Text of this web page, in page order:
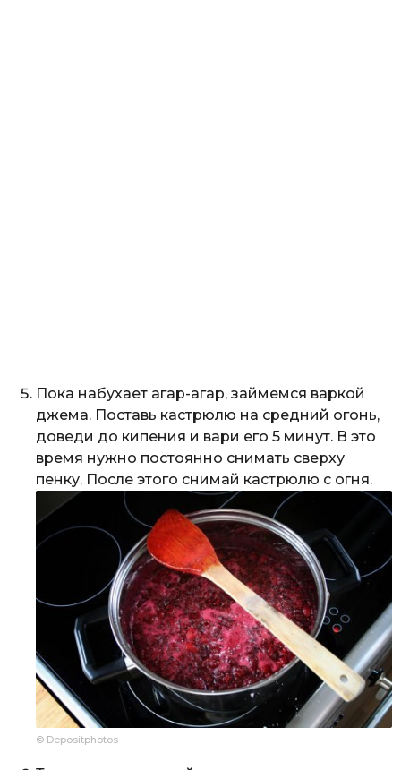
Пока набухает агар-агар, займемся варкой
джема. Поставь кастрюлю на средний огонь,
доведи до кипения и вари его 5 минут. В это
время нужно постоянно снимать сверху
пенку. После этого снимай кастрюлю с огня.
© Depositphotos